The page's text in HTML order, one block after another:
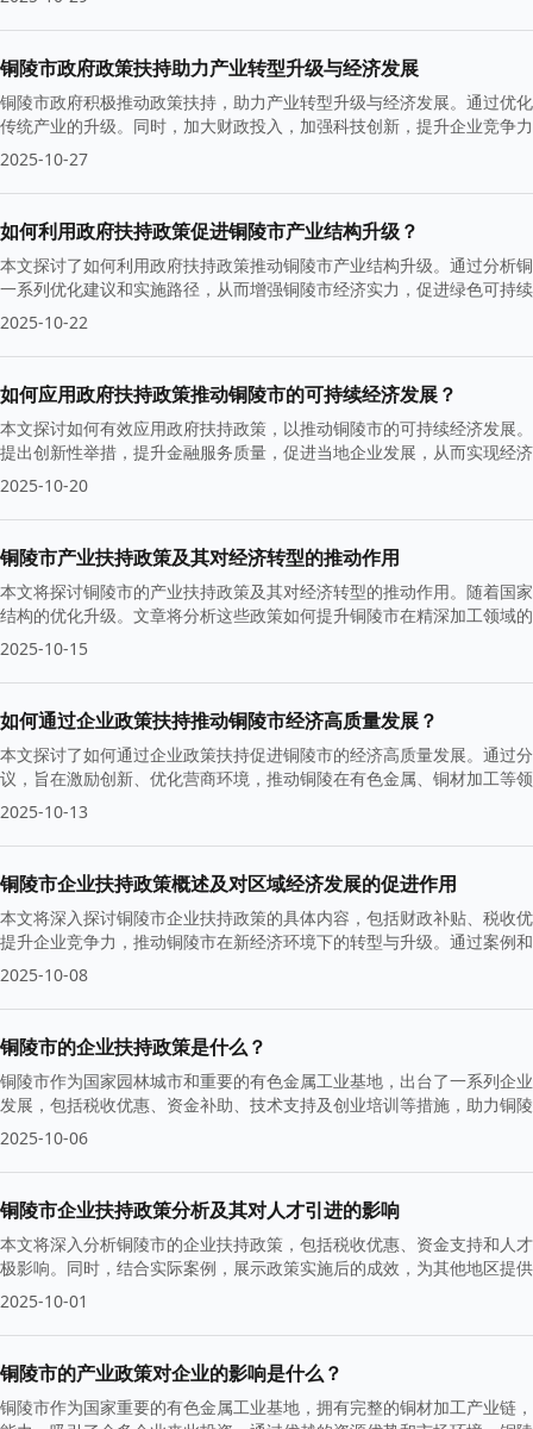
铜陵市政府政策扶持助力产业转型升级与经济发展
铜陵市政府积极推动政策扶持，助力产业转型升级与经济发展。通过优
传统产业的升级。同时，加大财政投入，加强科技创新，提升企业竞争
2025-10-27
如何利用政府扶持政策促进铜陵市产业结构升级？
本文探讨了如何利用政府扶持政策推动铜陵市产业结构升级。通过分析
一系列优化建议和实施路径，从而增强铜陵市经济实力，促进绿色可持
2025-10-22
如何应用政府扶持政策推动铜陵市的可持续经济发展？
本文探讨如何有效应用政府扶持政策，以推动铜陵市的可持续经济发展
提出创新性举措，提升金融服务质量，促进当地企业发展，从而实现经
2025-10-20
铜陵市产业扶持政策及其对经济转型的推动作用
本文将探讨铜陵市的产业扶持政策及其对经济转型的推动作用。随着国
结构的优化升级。文章将分析这些政策如何提升铜陵市在精深加工领域
2025-10-15
如何通过企业政策扶持推动铜陵市经济高质量发展？
本文探讨了如何通过企业政策扶持促进铜陵市的经济高质量发展。通过
议，旨在激励创新、优化营商环境，推动铜陵在有色金属、铜材加工等
2025-10-13
铜陵市企业扶持政策概述及对区域经济发展的促进作用
本文将深入探讨铜陵市企业扶持政策的具体内容，包括财政补贴、税收
提升企业竞争力，推动铜陵市在新经济环境下的转型与升级。通过案例
2025-10-08
铜陵市的企业扶持政策是什么？
铜陵市作为国家园林城市和重要的有色金属工业基地，出台了一系列企
发展，包括税收优惠、资金补助、技术支持及创业培训等措施，助力铜
2025-10-06
铜陵市企业扶持政策分析及其对人才引进的影响
本文将深入分析铜陵市的企业扶持政策，包括税收优惠、资金支持和人
极影响。同时，结合实际案例，展示政策实施后的成效，为其他地区提
2025-10-01
铜陵市的产业政策对企业的影响是什么？
铜陵市作为国家重要的有色金属工业基地，拥有完整的铜材加工产业链